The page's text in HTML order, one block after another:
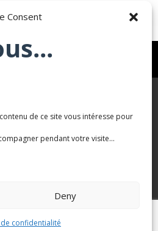
Consent
de ce site vous intéresse pour
pendant votre visite...
Deny
confidentialité
sportif